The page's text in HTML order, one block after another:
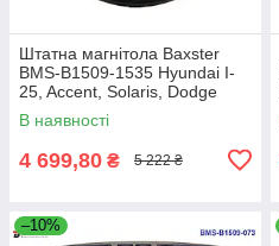
Штатна магнітола Baxster
BMS-B1509-1535 Hyundai I-
25, Accent, Solaris, Dodge
Attitude
В наявності
4 699,80 ₴ 5 222 ₴
–10%